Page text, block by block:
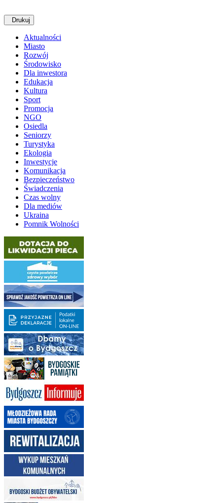
Drukuj
Aktualności
Miasto
Rozwój
Środowisko
Dla inwestora
Edukacja
Kultura
Sport
Promocja
NGO
Osiedla
Seniorzy
Turystyka
Ekologia
Inwestycje
Komunikacja
Bezpieczeństwo
Świadczenia
Czas wolny
Dla mediów
Ukraina
Pomnik Wolności